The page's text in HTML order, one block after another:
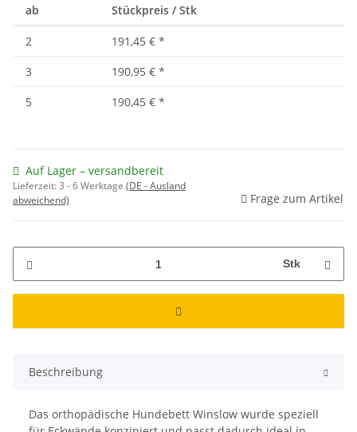
ab Stückpreis / Stk
2 191,45 € *
3
190,95 € *
5
190,45 € *
Auf Lager – versandbereit
Lieferzeit:3 - 6 Werktage (DE - Ausland
abweichend)
Frage zum Artikel
Stk
Beschreibung
Das orthopädische Hundebett Winslow wurde speziell